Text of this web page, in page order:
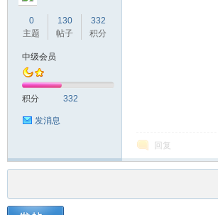
0
主题
130
帖子
332
积分
中级会员
积分 332
发消息
回复